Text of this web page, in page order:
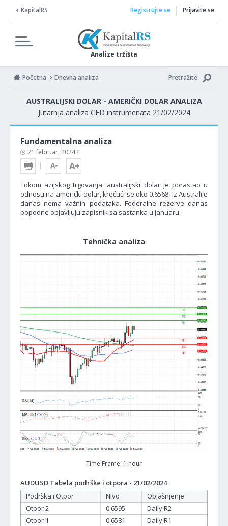
KapitalRS
Analize tržišta
Registrujte se Prijavite se
Početna Dnevna analiza Pretražite
AUSTRALIJSKI DOLAR - AMERIČKI DOLAR ANALIZA
Jutarnja analiza CFD instrumenata 21/02/2024
Fundamentalna analiza
21 februar, 2024
Tokom azijskog trgovanja, australijski dolar je porastao u
odnosu na američki dolar, krećući se oko 0.6568. Iz Australije
danas nema važnih podataka. Federalne rezerve danas
popodne objavljuju zapisnik sa sastanka u januaru.
Tehnička analiza
Time Frame: 1 hour
AUDUSD Tabela podrške i otpora - 21/02/2024
Podrška i Otpor
Nivo
Objašnjenje
Otpor 2
0.6595
Daily R2
Otpor 1
0.6581
Daily R1